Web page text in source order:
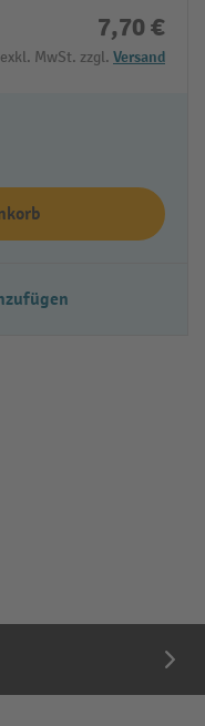
7,70 €
MwSt. zzgl. Versand